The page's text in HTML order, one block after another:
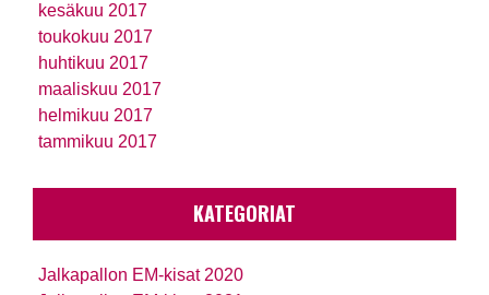
kesäkuu 2017
toukokuu 2017
huhtikuu 2017
maaliskuu 2017
helmikuu 2017
tammikuu 2017
KATEGORIAT
Jalkapallon EM-kisat 2020